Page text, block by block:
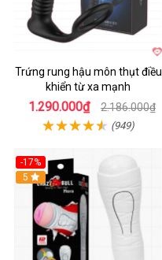
Trứng rung hậu môn thụt điều
khiển từ xa mạnh
1.290.000₫ 2.186.000₫
(949)
-17%
5